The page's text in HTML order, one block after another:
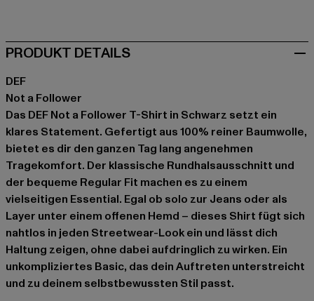
PRODUKT DETAILS
DEF
Not a Follower
Das DEF Not a Follower T-Shirt in Schwarz setzt ein
klares Statement. Gefertigt aus 100% reiner Baumwolle,
bietet es dir den ganzen Tag lang angenehmen
Tragekomfort. Der klassische Rundhalsausschnitt und
der bequeme Regular Fit machen es zu einem
vielseitigen Essential. Egal ob solo zur Jeans oder als
Layer unter einem offenen Hemd – dieses Shirt fügt sich
nahtlos in jeden Streetwear-Look ein und lässt dich
Haltung zeigen, ohne dabei aufdringlich zu wirken. Ein
unkompliziertes Basic, das dein Auftreten unterstreicht
und zu deinem selbstbewussten Stil passt.